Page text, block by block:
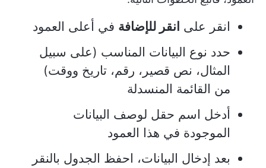
انقر على انقر للإضافة في أعلى العمود
حدد نوع البيانات المناسب (على سبيل
المثال، نص قصير، رقم، تاريخ ووقت)
من القائمة المنسدلة
أدخل اسم حقل لوصف البيانات
الموجودة في هذا العمود
بعد إدخال البيانات، احفظ الجدول بالنقر